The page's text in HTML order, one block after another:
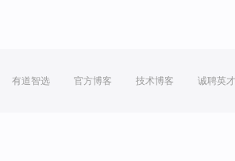
有道智选 官方博客 技术博客 诚聘英才